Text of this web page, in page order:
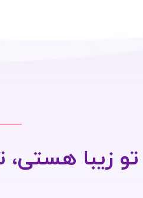
تو زیبا